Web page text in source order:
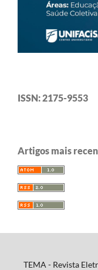
ISSN: 2175-9553
Artigos mais
TEMA - Revista